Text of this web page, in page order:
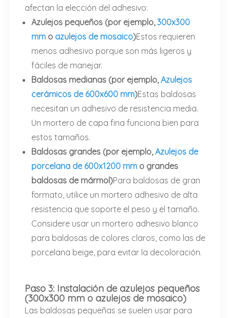
afectan la elección del adhesivo:
Azulejos pequeños (por ejemplo, 300x300
mmo azulejos de mosaico)Estos requieren
menos adhesivo porque son más ligeros y
fáciles de manejar.
Baldosas medianas (por ejemplo, Azulejos
cerámicos de 600x600 mm)Estas baldosas
necesitan un adhesivo de resistencia media.
Un mortero de capa fina funciona bien para
estos tamaños.
Baldosas grandes (por ejemplo, Azulejos de
porcelana de 600x1200 mmo grandes
baldosas de mármol)Para baldosas de gran
formato, utilice un mortero adhesivo de alta
resistencia que soporte el peso y el tamaño.
Considere usar un mortero adhesivo blanco
para baldosas de colores claros, como las de
porcelana beige, para evitar la decoloración.
Paso 3: Instalación de azulejos pequeños
(300x300 mm o azulejos de mosaico)
Las baldosas pequeñas se suelen usar para